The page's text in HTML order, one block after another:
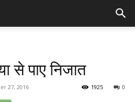
से पाए निजात
27, 2016 0
1925